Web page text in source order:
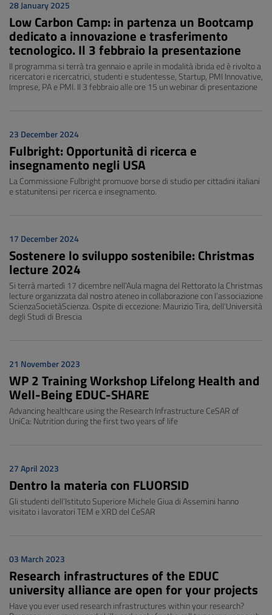
28 January 2025
Low Carbon Camp: in partenza un Bootcamp
dedicato a innovazione e trasferimento
tecnologico. Il 3 febbraio la presentazione
Il programma si terrà tra gennaio e aprile in modalità ibrida ed è rivolto a
ricercatori e ricercatrici, studenti e studentesse, Startup, PMI Innovative,
Imprese, PA e PMI. Il 3 febbraio alle ore 15 un webinar di presentazione
23 December 2024
Fulbright: Opportunità di ricerca e
insegnamento negli USA
La Commissione Fulbright promuove borse di studio per cittadini italiani
e statunitensi per ricerca e insegnamento.
17 December 2024
Sostenere lo sviluppo sostenibile: Christmas
lecture 2024
Si terrà martedì 17 dicembre nell’Aula magna del Rettorato la Christmas
lecture organizzata dal nostro ateneo in collaborazione con l’associazione
ScienzaSocietàScienza. Ospite di eccezione: Maurizio Tira, dell'Università
degli Studi di Brescia
21 November 2023
WP 2 Training Workshop Lifelong Health and
Well-Being EDUC-SHARE
Advancing healthcare using the Research Infrastructure CeSAR of
UniCa: Nutrition during the first two years of life
27 April 2023
Dentro la materia con FLUORSID
Gli studenti dell’Istituto Superiore Michele Giua di Assemini hanno
visitato i lavoratori TEM e XRD del CeSAR
03 March 2023
Research infrastructures of the EDUC
university alliance are open for your projects
Have you ever used research infrastructures within your research?